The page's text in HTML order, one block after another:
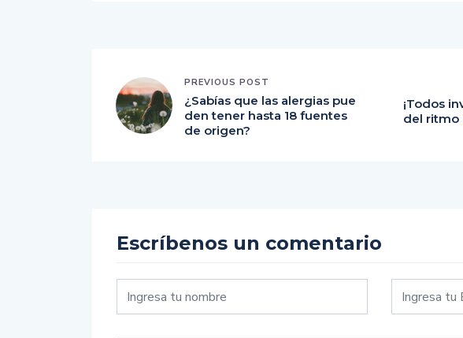
PREVIOUS POST
¿Sabías que las alergias pue
den tener hasta 18 fuentes
de origen?
¡Todos
del ritmo
Escríbenos un comentario